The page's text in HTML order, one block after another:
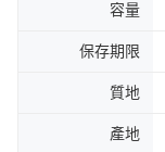
容量
保存期限
質地
產地